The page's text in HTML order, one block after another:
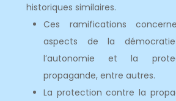
historiques similaires.
Ces ramifications
aspects de la
l’autonomie et la
propagande, entre autres.
La protection contre la